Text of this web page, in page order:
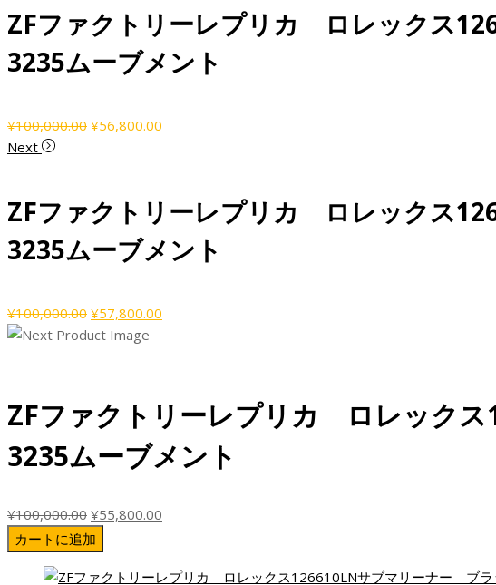
ZFファクトリーレプリカ ロレックス
3235ムーブメント
¥100,000.00 元
は
¥100,000.00
で
¥56,800.00
格
¥56,800.00
Next
ZFファクトリーレプリカ ロレックス
3235ムーブメント
¥100,000.00 元
の
¥100,000.00
し
¥57,800.00
は
¥57,800.00
で
ZFファクトリーレプリカ ロレック
3235ムーブメント
¥100,000.00 元
の
価
格
¥55,800.00
価
カートに追加